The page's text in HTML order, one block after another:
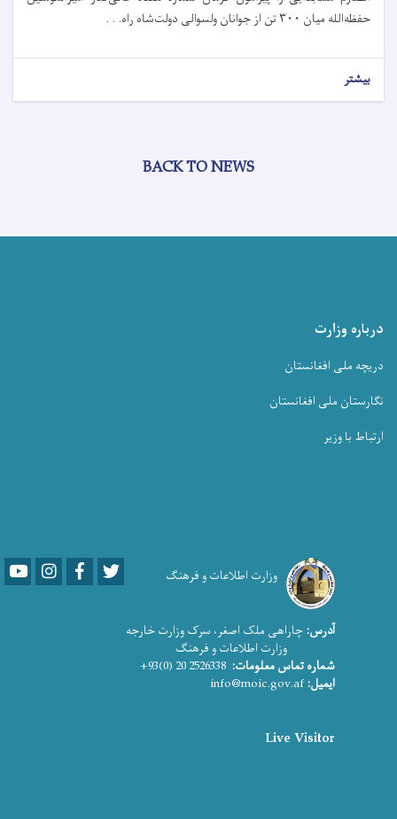
حفظه‌الله میان ۳۰۰ تن از جوانان ولسوالی دولت‌شاه راه. . .
بیشتر
BACK TO NEWS
درباره وزارت
دریچه ملی افغانستان
نگارستان ملی افغانستان
ارتباط با وزیر
وزارت اطلاعات و فرهنگ YoutubeLinkedInFacebook
آدرس: چاراهی ملک اصغر، سرک وزارت خارجه
وزارت اطلاعات و فرهنگ
شماره تماس معلومات:
ایمیل:
Live Visitor